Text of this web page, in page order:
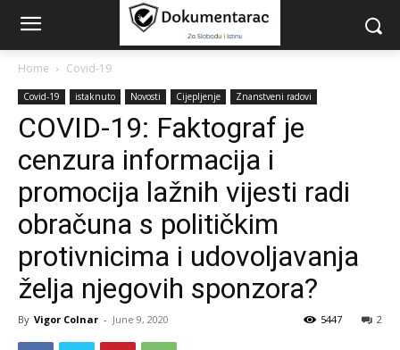
Home Covid-19
Covid-19 istaknuto Novosti Cijepljenje Znanstveni radovi
COVID-19: Faktograf je
cenzura informacija i
promocija lažnih vijesti radi
obračuna s političkim
protivnicima i udovoljavanja
želja njegovih sponzora?
By Vigor Colnar - June 9, 2020 2
5447